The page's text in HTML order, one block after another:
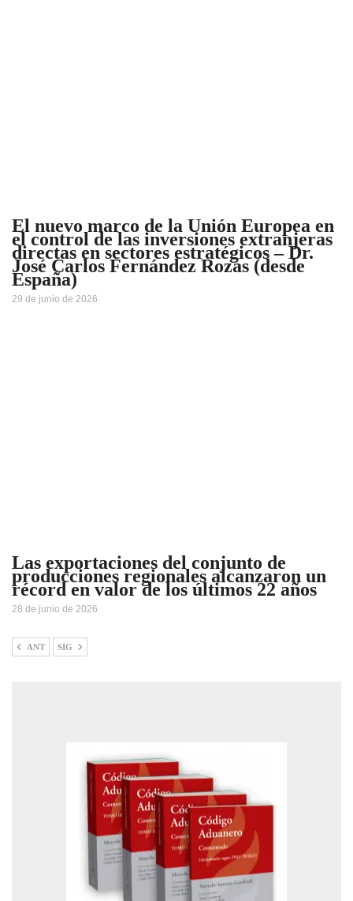
El nuevo marco de la Unión Europea en
el control de las inversiones extranjeras
directas en sectores estratégicos – Dr.
José Carlos Fernández Rozas (desde
España)
29 de junio de 2026
Las exportaciones del conjunto de
producciones regionales alcanzaron un
récord en valor de los últimos 22 años
28 de junio de 2026
ANT SIG